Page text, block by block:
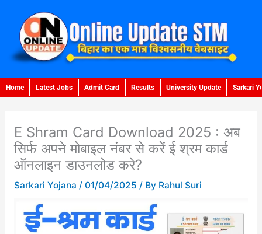
content
Home Latest Jobs Admit Card Results University Update Sarkari
E Shram Card Download 2025 : अब
सिर्फ अपने मोबाइल नंबर से करें ई श्रम कार्ड
ऑनलाइन डाउनलोड करे?
Sarkari Yojana / 01/04/2025 / By Rahul Suri